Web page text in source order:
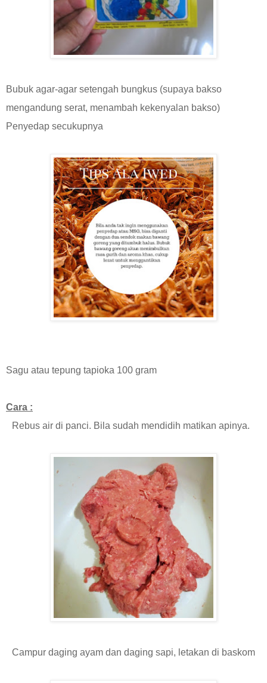
Bubuk agar-agar setengah bungkus (supaya bakso
mengandung serat, menambah kekenyalan bakso)
Penyedap secukupnya
Sagu atau tepung tapioka 100 gram
Cara :
Rebus air di panci. Bila sudah mendidih matikan apinya.
Campur daging ayam dan daging sapi, letakan di baskom